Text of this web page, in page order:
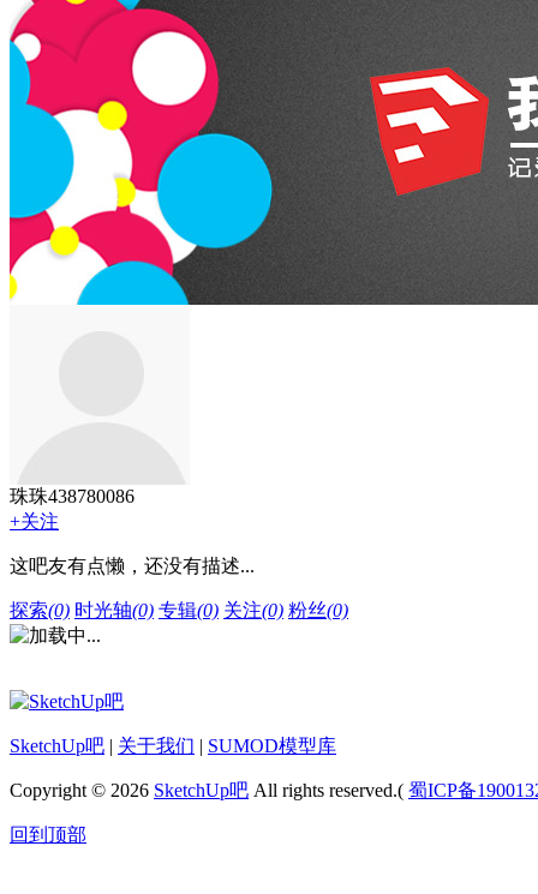
珠珠438780086
+关注
这吧友有点懒，还没有描述...
探索(0) 时光轴(0) 专辑(0) 关注(0) 粉丝(0)
SketchUp吧 | 关于我们 | SUMOD模型库
Copyright © 2026 SketchUp吧 All rights reserved.( 蜀ICP备
回到顶部